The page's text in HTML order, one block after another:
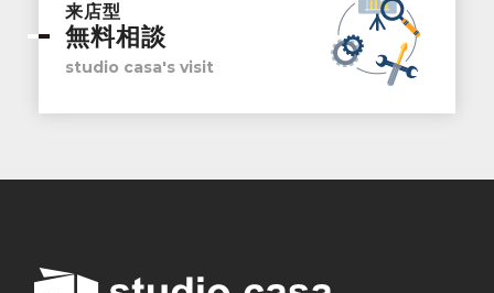
来店型
無料相談
studio casa's visit